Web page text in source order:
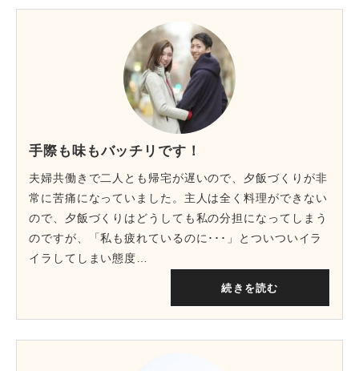
手際も味もバッチリです！
夫婦共働きで二人とも帰宅が遅いので、夕飯づくりが非
常に苦痛になっていました。主人は全く料理ができない
ので、夕飯づくりはどうしても私の分担になってしまう
のですが、「私も疲れているのに･･･」とついついイラ
イラしてしまい態度…
続きを読む